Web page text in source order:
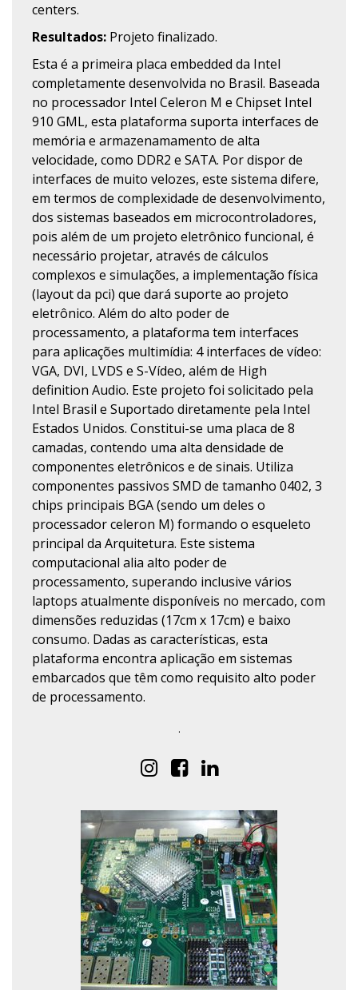
centers.
Resultados: Projeto finalizado.
Esta é a primeira placa embedded da Intel
completamente desenvolvida no Brasil. Baseada
no processador Intel Celeron M e Chipset Intel
910 GML, esta plataforma suporta interfaces de
memória e armazenamamento de alta
velocidade, como DDR2 e SATA. Por dispor de
interfaces de muito velozes, este sistema difere,
em termos de complexidade de desenvolvimento,
dos sistemas baseados em microcontroladores,
pois além de um projeto eletrônico funcional, é
necessário projetar, através de cálculos
complexos e simulações, a implementação física
(layout da pci) que dará suporte ao projeto
eletrônico. Além do alto poder de
processamento, a plataforma tem interfaces
para aplicações multimídia: 4 interfaces de vídeo:
VGA, DVI, LVDS e S-Vídeo, além de High
definition Audio. Este projeto foi solicitado pela
Intel Brasil e Suportado diretamente pela Intel
Estados Unidos. Constitui-se uma placa de 8
camadas, contendo uma alta densidade de
componentes eletrônicos e de sinais. Utiliza
componentes passivos SMD de tamanho 0402, 3
chips principais BGA (sendo um deles o
processador celeron M) formando o esqueleto
principal da Arquitetura. Este sistema
computacional alia alto poder de
processamento, superando inclusive vários
laptops atualmente disponíveis no mercado, com
dimensões reduzidas (17cm x 17cm) e baixo
consumo. Dadas as características, esta
plataforma encontra aplicação em sistemas
embarcados que têm como requisito alto poder
de processamento.
.